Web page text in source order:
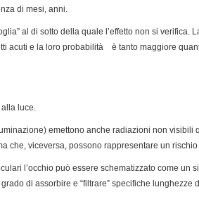
di mesi, anni.
al di sotto della quale l’effetto non si verifica.
acuti e la loro probabilità è tanto maggiore
luce.
emettono anche radiazioni non visibili
che, viceversa, possono rappresentare un
l’occhio può essere schematizzato come un
di assorbire e “filtrare” specifiche lunghezze